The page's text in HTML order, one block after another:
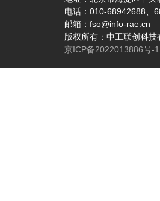
电话：010-68942688、
邮箱：fso@info-rae.cn
版权所有：中工联创科
京ICP备2022013886号-1